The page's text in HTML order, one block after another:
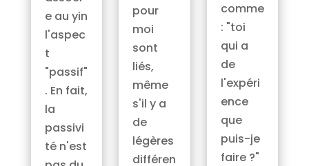
e au yin
l'aspec
t
"passif"
. En fait,
la
passivi
té n'est
pour
moi
sont
liés,
même
s'il y a
de
légères
différen
comme
: "toi
qui a
de
l'expéri
ence
que
puis-je
faire ?"